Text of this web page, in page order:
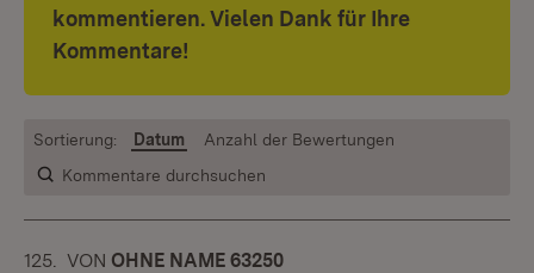
kommentieren. Vielen Dank für Ihre
Kommentare!
Kommentare durchsuchen
Sortierung: Datum Anzahl der Bewertungen
125. KOMMENTAR
VON :OHNE NAME 63250